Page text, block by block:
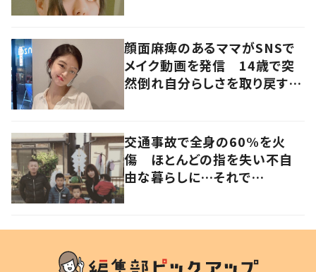
顔面麻痺のあるママがSNSで
メイク動画を発信 14歳で突
然倒れ自分らしさを取り戻すま
交通事故で全身の60%を火
傷 ほとんどの指を失い不自
由な暮らしに…それで